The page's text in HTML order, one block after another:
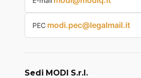
PEC modi.pec@legalmail.it
Sedi MODI S.r.l.